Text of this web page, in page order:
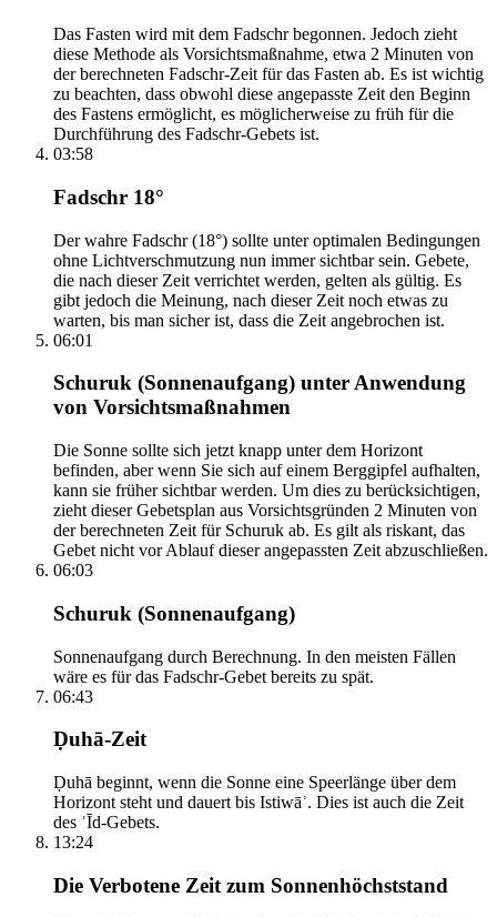
Das Fasten wird mit dem Fadschr begonnen. Jedoch zieht
diese Methode als Vorsichtsmaßnahme, etwa 2 Minuten von
der berechneten Fadschr-Zeit für das Fasten ab. Es ist wichtig
zu beachten, dass obwohl diese angepasste Zeit den Beginn
des Fastens ermöglicht, es möglicherweise zu früh für die
Durchführung des Fadschr-Gebets ist.
03:58
Fadschr 18°
Der wahre Fadschr (18°) sollte unter optimalen Bedingungen
ohne Lichtverschmutzung nun immer sichtbar sein. Gebete,
die nach dieser Zeit verrichtet werden, gelten als gültig. Es
gibt jedoch die Meinung, nach dieser Zeit noch etwas zu
warten, bis man sicher ist, dass die Zeit angebrochen ist.
06:01
Schuruk (Sonnenaufgang) unter Anwendung
von Vorsichtsmaßnahmen
Die Sonne sollte sich jetzt knapp unter dem Horizont
befinden, aber wenn Sie sich auf einem Berggipfel aufhalten,
kann sie früher sichtbar werden. Um dies zu berücksichtigen,
zieht dieser Gebetsplan aus Vorsichtsgründen 2 Minuten von
der berechneten Zeit für Schuruk ab. Es gilt als riskant, das
Gebet nicht vor Ablauf dieser angepassten Zeit abzuschließen.
06:03
Schuruk (Sonnenaufgang)
Sonnenaufgang durch Berechnung. In den meisten Fällen
wäre es für das Fadschr-Gebet bereits zu spät.
06:43
Ḍuhā-Zeit
Ḍuhā beginnt, wenn die Sonne eine Speerlänge über dem
Horizont steht und dauert bis Istiwāʾ. Dies ist auch die Zeit
des ʿĪd-Gebets.
13:24
Die Verbotene Zeit zum Sonnenhöchststand